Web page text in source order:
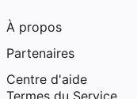
À propos
Partenaires
Centre d'aide
Termes du Service